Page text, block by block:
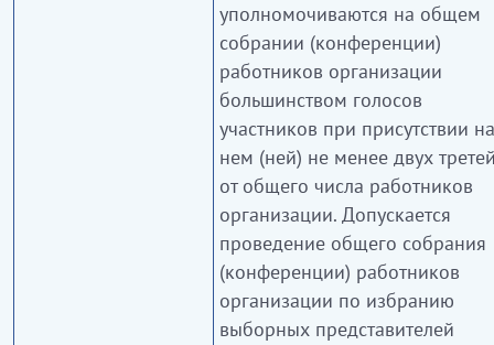
уполномочиваются на общем
собрании (конференции)
работников организации
большинством голосов
участников при присутствии на
нем (ней) не менее двух
от общего числа работников
организации. Допускается
проведение общего собрания
(конференции) работников
организации по избранию
выборных представителей